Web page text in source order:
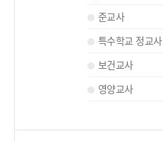
준교사
특수학교 정교사
보건교사
영양교사